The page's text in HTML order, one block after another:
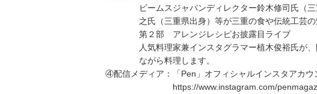
ビームスジャパンディレクター鈴木修司氏（三重
之氏（三重県出身）等が三重の食や伝統工芸の魅
第２部 アレンジレシピお披露目ライブ
人気料理家兼インスタグラマー植木俊裕氏が、開
ながら料理します。
④配信メディア：「Pen」オフィシャルインスタアカウ
https://www.instagram.com/